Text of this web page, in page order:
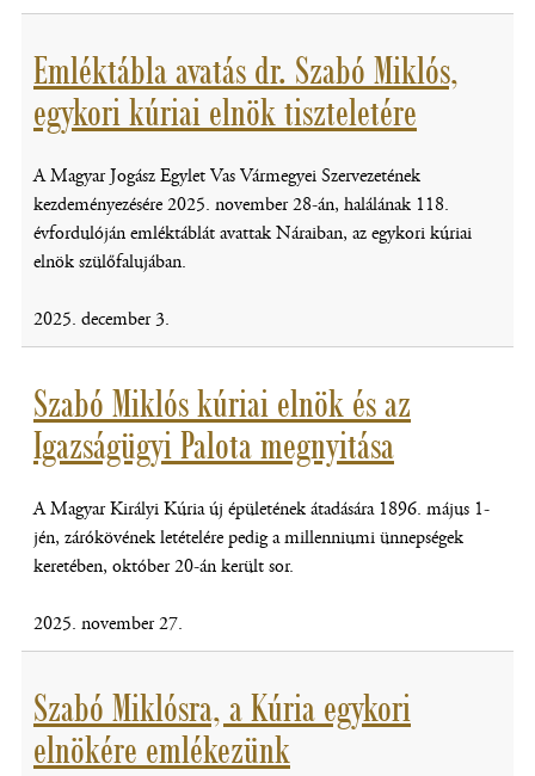
Emléktábla avatás dr. Szabó Miklós,
egykori kúriai elnök tiszteletére
A Magyar Jogász Egylet Vas Vármegyei Szervezetének
kezdeményezésére 2025. november 28-án, halálának 118.
évfordulóján emléktáblát avattak Náraiban, az egykori kúriai
elnök szülőfalujában.
2025. december 3.
Szabó Miklós kúriai elnök és az
Igazságügyi Palota megnyitása
A Magyar Királyi Kúria új épületének átadására 1896. május 1-
jén, zárókövének letételére pedig a millenniumi ünnepségek
keretében, október 20-án került sor.
2025. november 27.
Szabó Miklósra, a Kúria egykori
elnökére emlékezünk